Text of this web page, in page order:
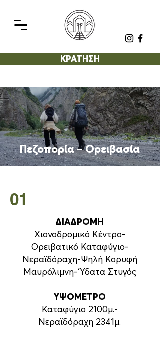
ΚΡΑΤΗΣΗ
Πεζοπορία – Ορειβασία
01
ΔΙΑΔΡΟΜΗ
Χιονοδρομικό Κέντρο-
Ορειβατικό Καταφύγιο-
Νεραϊδόραχη-Ψηλή Κορυφή
Μαυρόλιμνη- Ύδατα Στυγός
ΥΨΟΜΕΤΡΟ
Καταφύγιο 2100μ.-
Νεραϊδόραχη 2341μ.